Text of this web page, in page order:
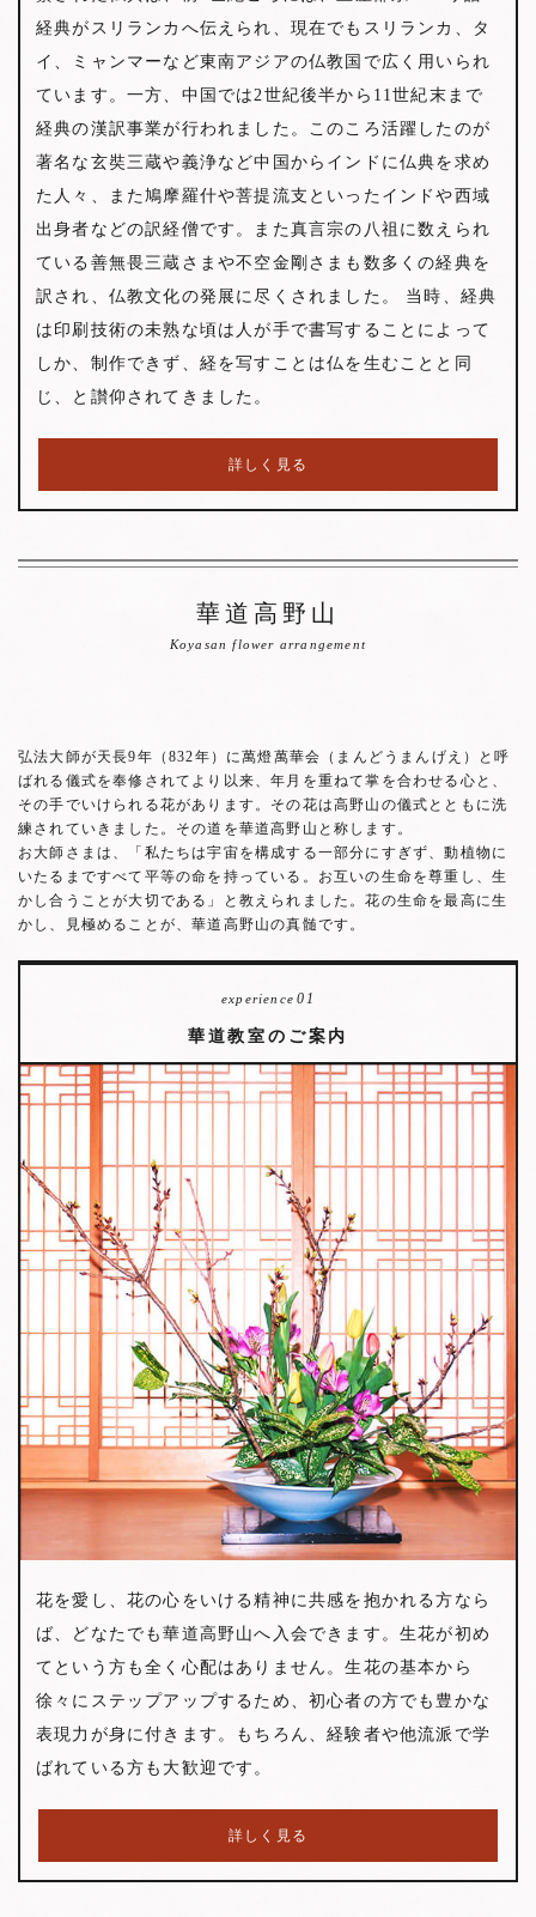
経典がスリランカへ伝えられ、現在でもスリランカ、タ
イ、ミャンマーなど東南アジアの仏教国で広く用いられ
ています。一方、中国では2世紀後半から11世紀末まで
経典の漢訳事業が行われました。このころ活躍したのが
著名な玄奘三蔵や義浄など中国からインドに仏典を求め
た人々、また鳩摩羅什や菩提流支といったインドや西域
出身者などの訳経僧です。また真言宗の八祖に数えられ
ている善無畏三蔵さまや不空金剛さまも数多くの経典を
訳され、仏教文化の発展に尽くされました。 当時、経典
は印刷技術の未熟な頃は人が手で書写することによって
しか、制作できず、経を写すことは仏を生むことと同
じ、と讃仰されてきました。
詳しく見る
華道高野山
Koyasan flower arrangement
弘法大師が天長9年（832年）に萬燈萬華会（まんどうまんげえ）と呼
ばれる儀式を奉修されてより以来、年月を重ねて掌を合わせる心と、
その手でいけられる花があります。その花は高野山の儀式とともに洗
練されていきました。その道を華道高野山と称します。
お大師さまは、「私たちは宇宙を構成する一部分にすぎず、動植物に
いたるまですべて平等の命を持っている。お互いの生命を尊重し、生
かし合うことが大切である」と教えられました。花の生命を最高に生
かし、見極めることが、華道高野山の真髄です。
experience 01
華道教室のご案内
花を愛し、花の心をいける精神に共感を抱かれる方なら
ば、どなたでも華道高野山へ入会できます。生花が初め
てという方も全く心配はありません。生花の基本から
徐々にステップアップするため、初心者の方でも豊かな
表現力が身に付きます。もちろん、経験者や他流派で学
ばれている方も大歓迎です。
詳しく見る